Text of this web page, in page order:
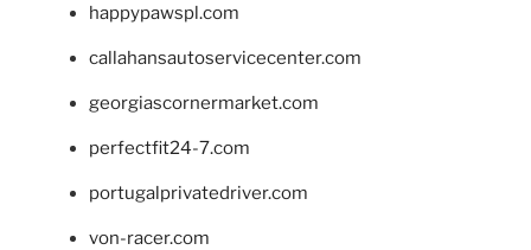
happypawspl.com
callahansautoservicecenter.com
georgiascornermarket.com
perfectfit24-7.com
portugalprivatedriver.com
von-racer.com